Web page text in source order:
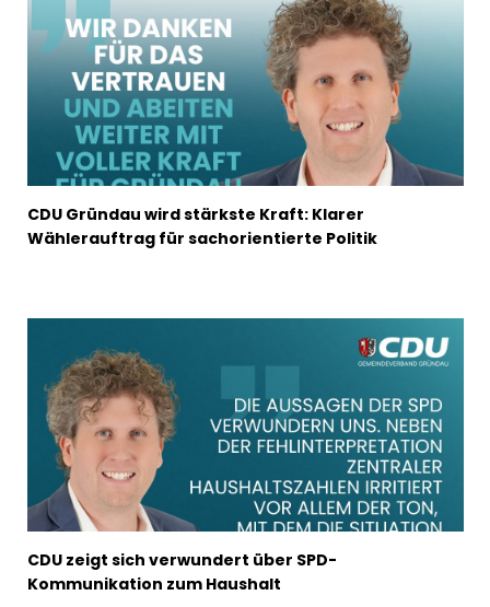
CDU Gründau wird stärkste Kraft: Klarer
Wählerauftrag für sachorientierte Politik
CDU zeigt sich verwundert über SPD-
Kommunikation zum Haushalt